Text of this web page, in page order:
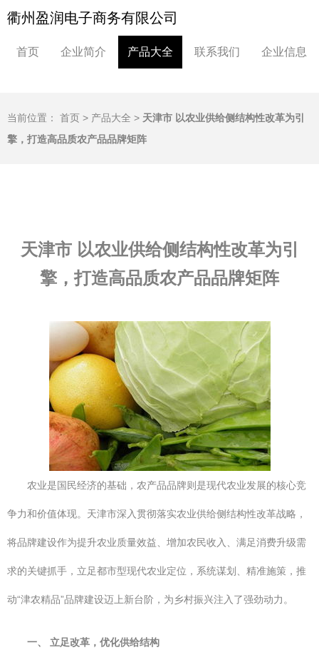
衢州盈润电子商务有限公司
首页 企业简介 产品大全 联系我们 企业信息
当前位置： 首页 > 产品大全 > 天津市 以农业供给侧结构性改革为引
擎，打造高品质农产品品牌矩阵
天津市 以农业供给侧结构性改革为引
擎，打造高品质农产品品牌矩阵
农业是国民经济的基础，农产品品牌则是现代农业发展的核心竞
争力和价值体现。天津市深入贯彻落实农业供给侧结构性改革战略，
将品牌建设作为提升农业质量效益、增加农民收入、满足消费升级需
求的关键抓手，立足都市型现代农业定位，系统谋划、精准施策，推
动“津农精品”品牌建设迈上新台阶，为乡村振兴注入了强劲动力。
一、 立足改革，优化供给结构